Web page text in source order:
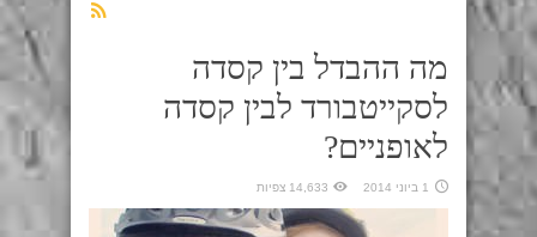
מה ההבדל בין קסדה
לסקייטבורד לבין קסדה
לאופניים?
1 ביוני 2014 14,633 צפיות